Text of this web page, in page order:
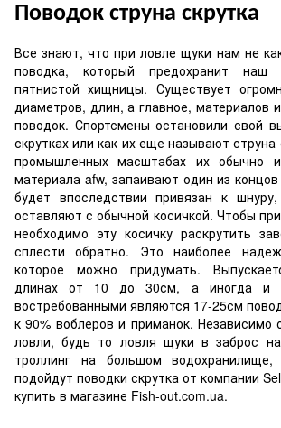
Поводок струна скрутка
Все знают, что при ловле щуки нам не
поводка, который предохранит
пятнистой хищницы. Существует
диаметров, длин, а главное, материалов
поводок. Спортсмены остановили свой
скрутках или как их еще называют струна
промышленных масштабах их обычно
материала afw, запаивают один из
будет впоследствии привязан к
оставляют с обычной косичкой. Чтобы
необходимо эту косичку раскрутить
сплести обратно. Это наиболее
которое можно придумать.
длинах от 10 до 30см, а иногда и
востребованными являются 17-25см
к 90% воблеров и приманок. Независимо
ловли, будь то ловля щуки в заброс
троллинг на большом
подойдут поводки скрутка от компании
купить в магазине Fish-out.com.ua.